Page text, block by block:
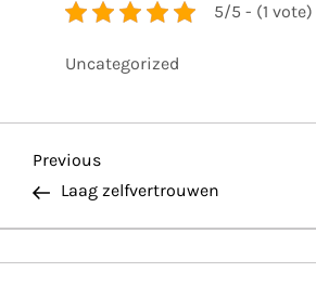
5/5 - (1 vote)
Uncategorized
P
o
s
Previous
Post
Previous
Laag zelfvertrouwen